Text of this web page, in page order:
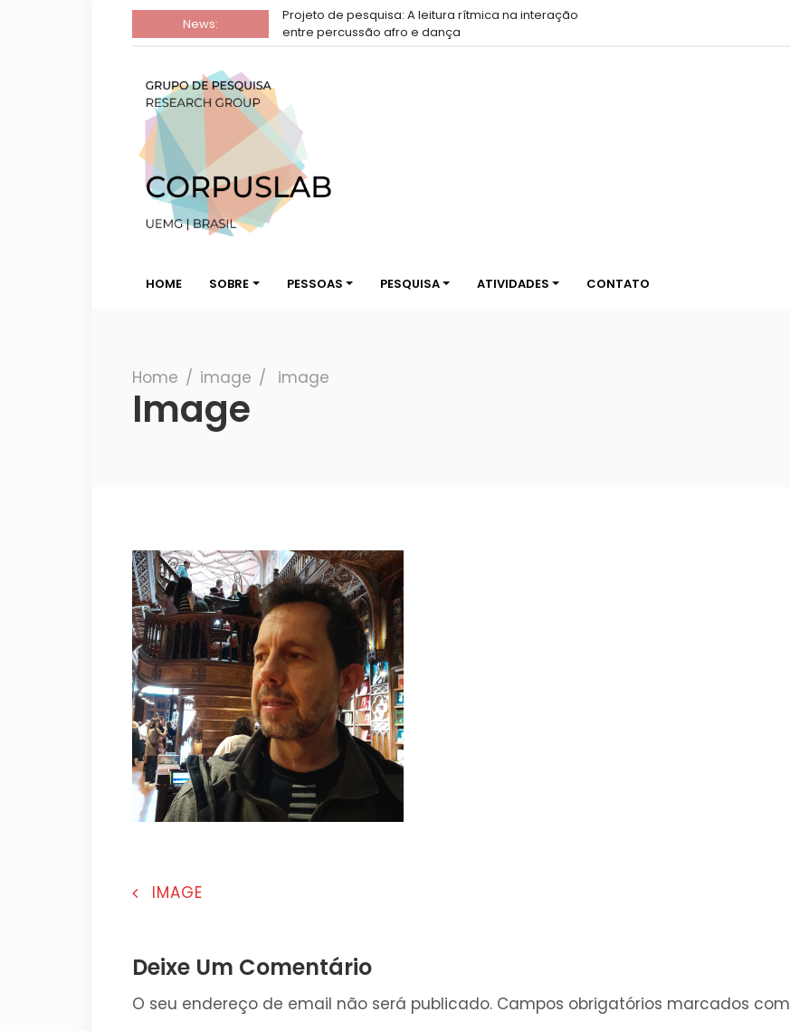
News:
Projeto de pesquisa: A leitura rítmica na interação
entre percussão afro e dança
Chamada aberta – CCL 18 | Choreographic Coding
Lab em Belo Horizonte
Pesquisa
HOME SOBRE PESSOAS PESQUISA ATIVIDADES CONTATO
Home ∕ image ∕ image
Image
NAVEGAÇÃO
ARTIGOS
IMAGE
Deixe Um Comentário
O seu endereço de email não será publicado. Campos obrigatórios marcados com